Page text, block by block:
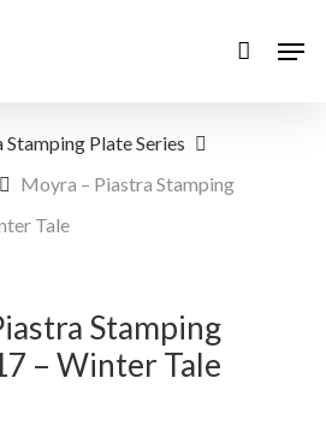
Plate Series
Moyra – Piastra Stamping
Tale
Stamping
– Winter Tale